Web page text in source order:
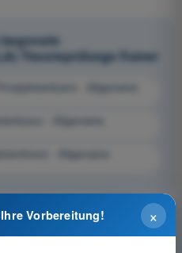
Theorieprüfungs-Trainer
- Allgemeine
- Allgemeine
- Allgemeine
×
Vorbereitung!